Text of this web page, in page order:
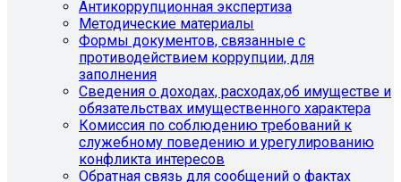
Антикоррупционная экспертиза
Методические материалы
Формы документов, связанные с
противодействием коррупции, для
заполнения
Сведения о доходах, расходах,об имуществе и
обязательствах имущественного характера
Комиссия по соблюдению требований к
служебному поведению и урегулированию
конфликта интересов
Обратная связь для сообщений о фактах